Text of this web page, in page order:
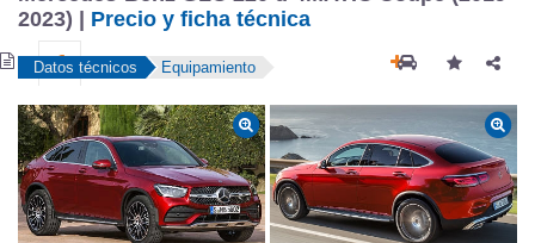
Mercedes-Benz GLC 220 d 4MATIC Coupé (2019-
2023) |
Precio y ficha técnica